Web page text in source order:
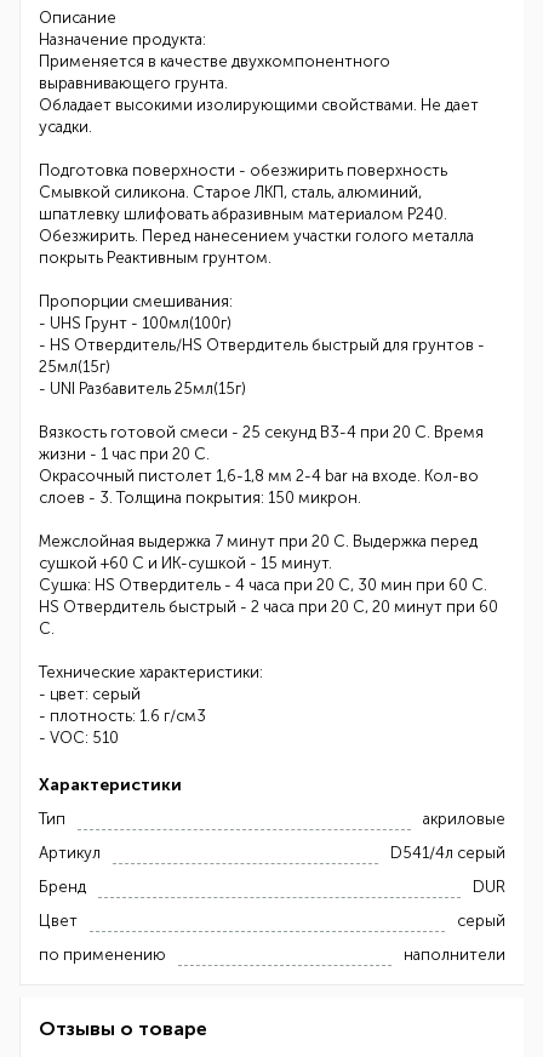
Описание
Назначение продукта:
Применяется в качестве двухкомпонентного
выравнивающего грунта.
Обладает высокими изолирующими свойствами. Не дает
усадки.
Подготовка поверхности - обезжирить поверхность
Смывкой силикона. Старое ЛКП, сталь, алюминий,
шпатлевку шлифовать абразивным материалом Р240.
Обезжирить. Перед нанесением участки голого металла
покрыть Реактивным грунтом.
Пропорции смешивания:
- UHS Грунт - 100мл(100г)
- HS Отвердитель/HS Отвердитель быстрый для грунтов -
25мл(15г)
- UNI Разбавитель 25мл(15г)
Вязкость готовой смеси - 25 секунд В3-4 при 20 С. Время
жизни - 1 час при 20 С.
Окрасочный пистолет 1,6-1,8 мм 2-4 bar на входе. Кол-во
слоев - 3. Толщина покрытия: 150 микрон.
Межслойная выдержка 7 минут при 20 C. Выдержка перед
сушкой +60 C и ИК-сушкой - 15 минут.
Сушка: HS Отвердитель - 4 часа при 20 С, 30 мин при 60 С.
HS Отвердитель быстрый - 2 часа при 20 С, 20 минут при 60
С.
Технические характеристики:
- цвет: серый
- плотность: 1.6 г/см3
- VOC: 510
Характеристики
Тип
акриловые
Артикул
D541/4л серый
Бренд
DUR
Цвет
серый
по применению
наполнители
Отзывы о товаре